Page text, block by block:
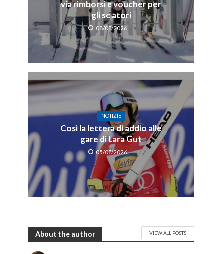
via rimborsi e voucher per
gli sciatori
08/08/2026
NOTIZIE
Così la lettera di addio alle
gare di Lara Gut
05/08/2026
About the author VIEW ALL POSTS